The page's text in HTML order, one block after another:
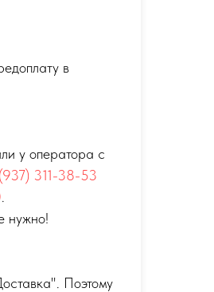
в
у оператора с
311-38-53
нужно!
Поэтому